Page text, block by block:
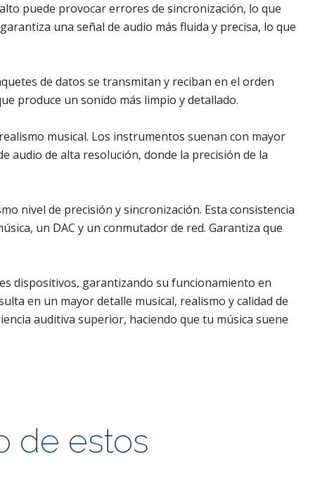
puede provocar errores de sincronización, lo que
una señal de audio más fluida y precisa, lo que
de datos se transmitan y reciban en el orden
produce un sonido más limpio y detallado.
musical. Los instrumentos suenan con mayor
audio de alta resolución, donde la precisión de la
nivel de precisión y sincronización. Esta consistencia
un DAC y un conmutador de red. Garantiza que
dispositivos, garantizando su funcionamiento en
en un mayor detalle musical, realismo y calidad de
auditiva superior, haciendo que tu música suene
de estos